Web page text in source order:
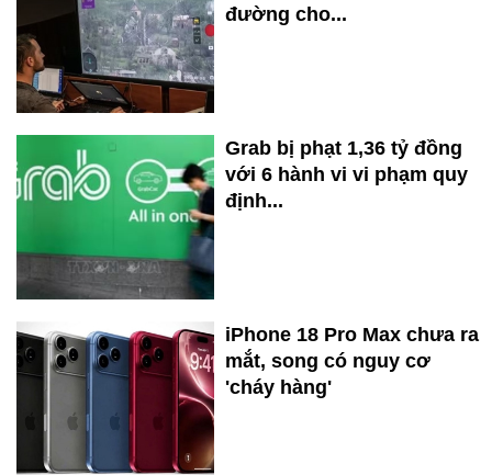
đường cho...
Grab bị phạt 1,36 tỷ đồng
với 6 hành vi vi phạm quy
định...
iPhone 18 Pro Max chưa ra
mắt, song có nguy cơ
'cháy hàng'